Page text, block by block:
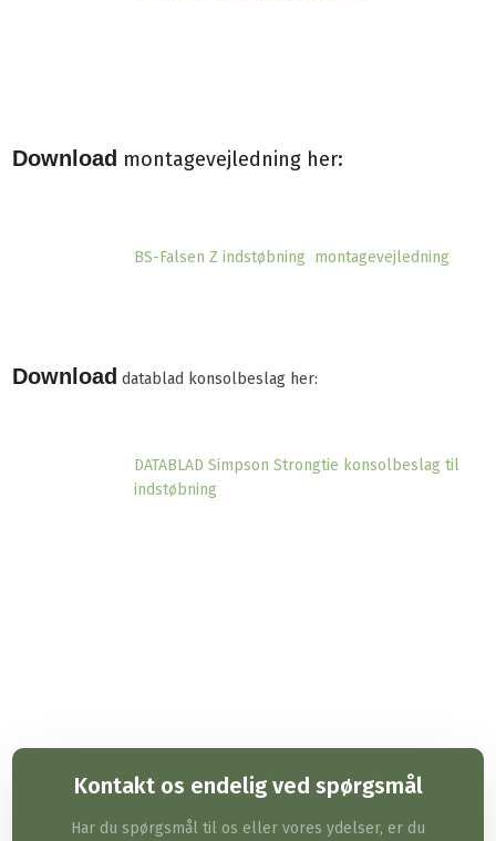
Download montagevejledning her:
BS-Falsen Z indstøbning montagevejledning​
Download datablad konsolbeslag her:
DATABLAD Simpson Strongtie konsolbeslag til
indstøbning
Kontakt os endelig ved spørgsmål
Har du spørgsmål til os eller vores ydelser, er du